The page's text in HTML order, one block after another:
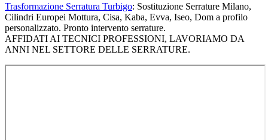
Trasformazione Serratura Turbigo: Sostituzione Serrature Milano,
Cilindri Europei Mottura, Cisa, Kaba, Evva, Iseo, Dom a profilo
personalizzato. Pronto intervento serrature.
AFFIDATI AI TECNICI PROFESSIONI, LAVORIAMO DA
ANNI NEL SETTORE DELLE SERRATURE.